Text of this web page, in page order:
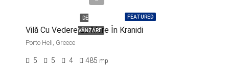
FEATURED
DE
VÂNZARE
Vilă Cu Vedere La Mare În Kranidi
Porto Heli, Greece
5 5 4 485 mp